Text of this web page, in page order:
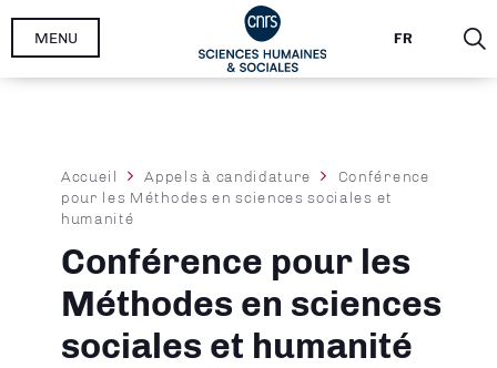
Aller
FR
MENU
Fil
d'Ariane
Accueil Appels à candidature
Conférence
pour les Méthodes en sciences sociales et
humanité
Conférence pour les
Méthodes en sciences
sociales et humanité